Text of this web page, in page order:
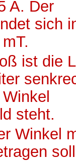
A. Der
sich
mT.
ist die
steht.
Winkel